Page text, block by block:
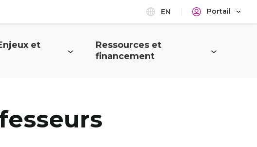
EN Portail
et
Ouvrir
Ressources et
financement